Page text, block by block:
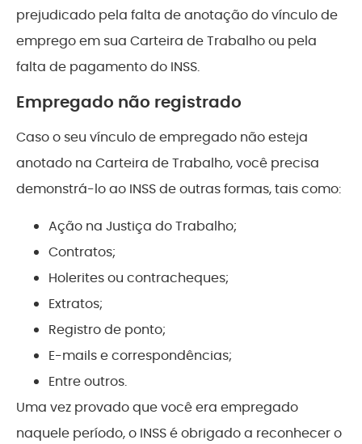
prejudicado pela falta de anotação do vínculo de
emprego em sua Carteira de Trabalho ou pela
falta de pagamento do INSS.
Empregado não registrado
Caso o seu vínculo de empregado não esteja
anotado na Carteira de Trabalho, você precisa
demonstrá-lo ao INSS de outras formas, tais como:
Ação na Justiça do Trabalho;
Contratos;
Holerites ou contracheques;
Extratos;
Registro de ponto;
E-mails e correspondências;
Entre outros.
Uma vez provado que você era empregado
naquele período, o INSS é obrigado a reconhecer o